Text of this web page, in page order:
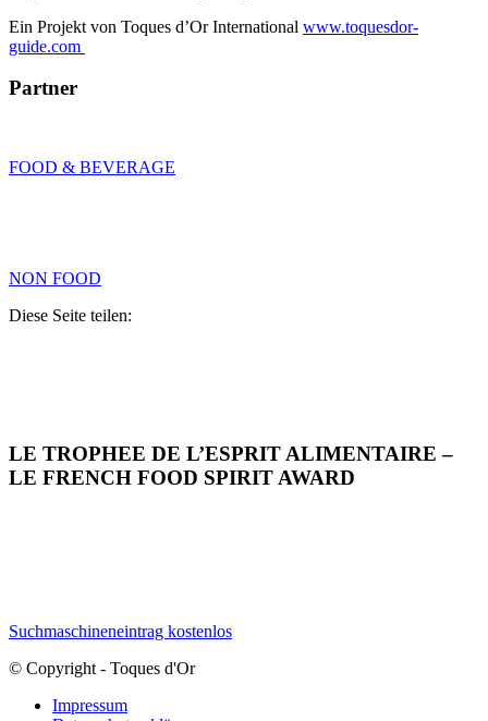
Ein Projekt von Toques d’Or International www.toquesdor-
guide.com
Partner
FOOD & BEVERAGE
NON FOOD
Diese Seite teilen:
LE TROPHEE DE L’ESPRIT ALIMENTAIRE –
LE FRENCH FOOD SPIRIT AWARD
Suchmaschineneintrag kostenlos
© Copyright - Toques d'Or
Impressum